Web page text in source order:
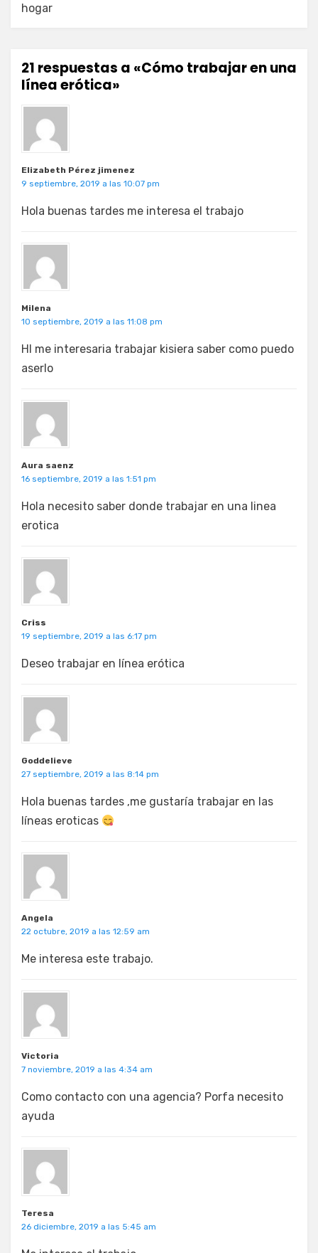
hogar
21 respuestas a «Cómo trabajar en una
línea erótica»
Elizabeth Pérez jimenez
9 septiembre, 2019 a las 10:07 pm
Hola buenas tardes me interesa el trabajo
Milena
10 septiembre, 2019 a las 11:08 pm
Hl me interesaria trabajar kisiera saber como puedo
aserlo
Aura saenz
16 septiembre, 2019 a las 1:51 pm
Hola necesito saber donde trabajar en una linea
erotica
Criss
19 septiembre, 2019 a las 6:17 pm
Deseo trabajar en línea erótica
Goddelieve
27 septiembre, 2019 a las 8:14 pm
Hola buenas tardes ,me gustaría trabajar en las
líneas eroticas
Angela
22 octubre, 2019 a las 12:59 am
Me interesa este trabajo.
Victoria
7 noviembre, 2019 a las 4:34 am
Como contacto con una agencia? Porfa necesito
ayuda
Teresa
26 diciembre, 2019 a las 5:45 am